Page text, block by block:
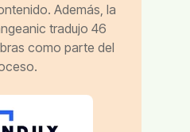
Además, la
tradujo 46
como parte del